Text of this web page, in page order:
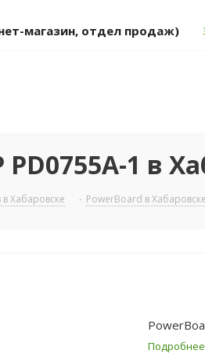
магазин, отдел продаж)
1 в
Хабаровске - PowerBoard в Хабаровске
Подробнее